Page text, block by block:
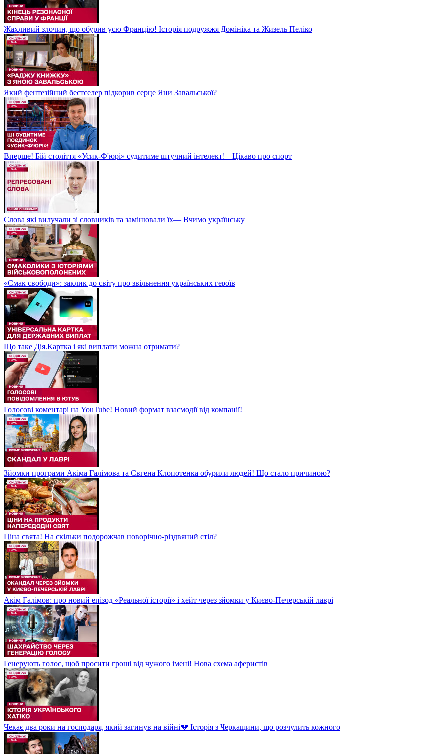
Жахливий злочин, що обурив усю Францію! Історія подружжя Домініка та Жизель Пеліко
Який фентезійний бестселер підкорив серце Яни Завальської?
Вперше! Бій століття «Усик-Ф'юрі» судитиме штучний інтелект! – Цікаво про спорт
Слова які вилучали зі словників та замінювали їх— Вчимо українську
«Смак свободи»: заклик до світу про звільнення українських героїв
Що таке Дія.Картка і які виплати можна отримати?
Голосові коментарі на YouTube! Новий формат взаємодії від компанії!
Зйомки програми Акіма Галімова та Євгена Клопотенка обурили людей! Що стало причиною?
Ціна свята! На скільки подорожчав новорічно-різдвяний стіл?
Акім Галімов: про новий епізод «Реальної історії» і хейт через зйомки у Києво-Печерській лаврі
Генерують голос, щоб просити гроші від чужого імені! Нова схема аферистів
Чекає два роки на господаря, який загинув на війні💔 Історія з Черкащини, що розчулить кожного